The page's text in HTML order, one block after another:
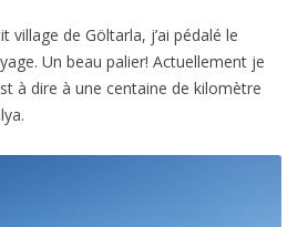
village de Göltarla, j’ai pédalé le
Un beau palier! Actuellement je
à dire à une centaine de kilomètre